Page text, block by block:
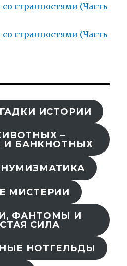
странностями (Часть
странностями (Часть
ИСТОРИИ
–
И БАНКНОТНЫХ
МИСТЕРИИ
ФАНТОМЫ И
СИЛА
НОТГЕЛЬДЫ